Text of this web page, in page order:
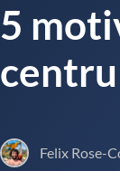
5
Felix Rose-